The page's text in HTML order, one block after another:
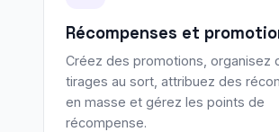
Récompenses et
Créez des promotions, organisez
tirages au sort, attribuez des
en masse et gérez les points de
récompense.